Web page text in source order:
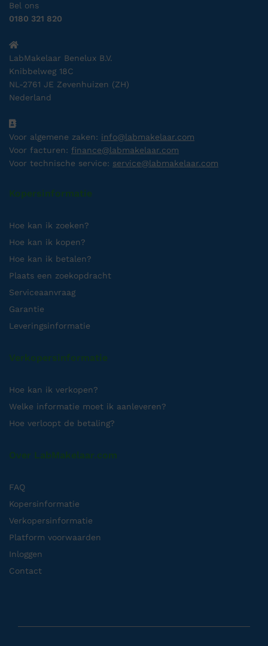
Bel ons
0180 321 820
LabMakelaar Benelux B.V.
Knibbelweg 18C
NL-2761 JE Zevenhuizen (ZH)
Nederland
Voor algemene zaken: info@labmakelaar.com
Voor facturen: finance@labmakelaar.com
Voor technische service: service@labmakelaar.com
Kopersinformatie
Hoe kan ik zoeken?
Hoe kan ik kopen?
Hoe kan ik betalen?
Plaats een zoekopdracht
Serviceaanvraag
Garantie
Leveringsinformatie
Verkopersinformatie
Hoe kan ik verkopen?
Welke informatie moet ik aanleveren?
Hoe verloopt de betaling?
Over LabMakelaar.com
FAQ
Kopersinformatie
Verkopersinformatie
Platform voorwaarden
Inloggen
Contact